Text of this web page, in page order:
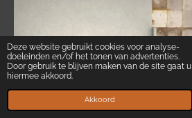
Deze website gebruikt cookies voor analyse-
doeleinden en/of het tonen van advertenties.
Door gebruik te blijven maken van de site gaat u
hiermee akkoord.
Akkoord
E-mailadres